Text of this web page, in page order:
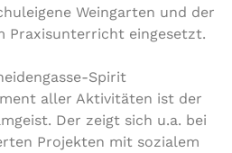
Wein­gar­ten und der
Pra­xis­un­ter­richt eingesetzt.
Spirit
aller Akti­vi­tä­ten ist der
Der zeigt sich u.a. bei
Projekten mit sozialem